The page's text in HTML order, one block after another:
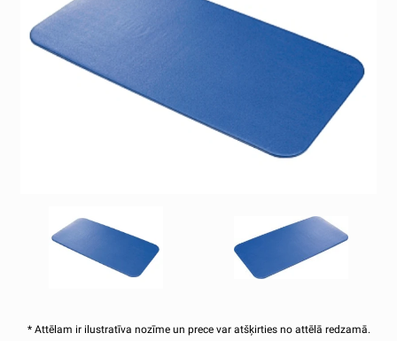
* Attēlam ir ilustratīva nozīme un prece var atšķirties no attēlā redzamā.